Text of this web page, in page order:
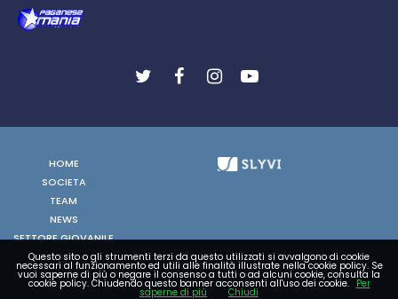
HOME
SOCIETA
TEAM
NEWS
SETTORE GIOVANILE
FOTO
VIDEO
Questo sito o gli strumenti terzi da questo utilizzati si avvalgono di cookie
necessari al funzionamento ed utili alle finalità illustrate nella cookie policy. Se
vuoi saperne di più o negare il consenso a tutti o ad alcuni cookie, consulta la
cookie policy. Chiudendo questo banner acconsenti all'uso dei cookie. Per
saperne di più Chiudi